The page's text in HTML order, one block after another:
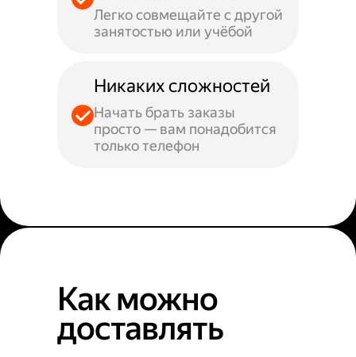
Легко совмещайте с другой
занятостью или учёбой
Никаких сложностей
Начать брать заказы
просто — вам понадобится
только телефон
Как можно
доставлять